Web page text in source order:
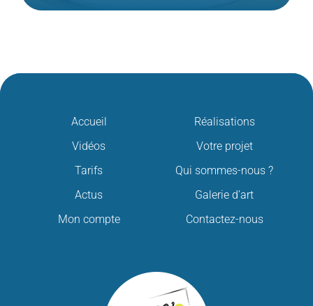
Accueil
Réalisations
Vidéos
Votre projet
Tarifs
Qui sommes-nous ?
Actus
Galerie d’art
Mon compte
Contactez-nous